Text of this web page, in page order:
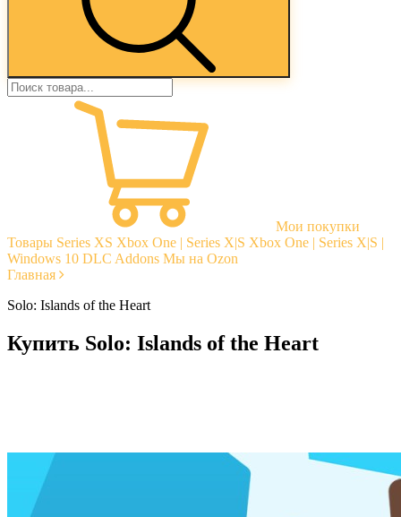
Мои покупки
Товары Series XS Xbox One | Series X|S Xbox One | Series X|S |
Windows 10 DLC Addons Мы на Ozon
Главная
Solo: Islands of the Heart
Купить Solo: Islands of the Heart